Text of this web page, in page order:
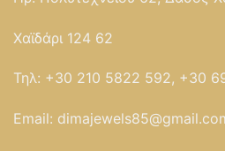
Χαϊδάρι 124 62
Τηλ: +30 210 5822 592, +30
Email: